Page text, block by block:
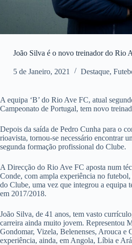
João Silva é o novo treinador do Rio
5 de Janeiro, 2021 Destaque,
A equipa ‘B’ do Rio Ave FC, atual
Campeonato de Portugal, tem novo
Depois da saída de Pedro Cunha para o
rioavista, tornou-se necessário encontrar
segunda formação profissional do Clube.
A Direcção do Rio Ave FC aposta num
Conde, com ampla experiência no
do Clube, uma vez que integrou a equipa
em 2017/2018.
João Silva, de 41 anos, tem vasto
carreira ainda muito jovem. Representou
Gondomar, Vizela, Belenenses, Arouca e
experiência, ainda, em Angola, Líbia e